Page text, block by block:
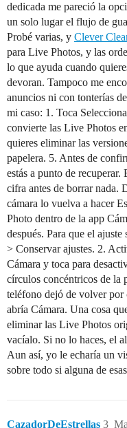
dedicada me pareció la
un solo lugar el flujo de
Probé varias, y Clever
para Live Photos, y las
lo que ayuda cuando
devoran. Tampoco me
anuncios ni con tonterías
mi caso: 1. Toca
convierte las Live Photos
quieres eliminar las
papelera. 5. Antes de
estás a punto de
cifra antes de borrar nada.
cámara lo vuelva a hacer
Photo dentro de la app
después. Para que el
> Conservar ajustes. 2.
Cámara y toca para
círculos concéntricos de la
teléfono dejó de volver por
abría Cámara. Una cosa
eliminar las Live Photos
vacíalo. Si no lo haces, el
Aun así, yo le echaría un
sobre todo si alguna de
CazadorDeEstrellas 3